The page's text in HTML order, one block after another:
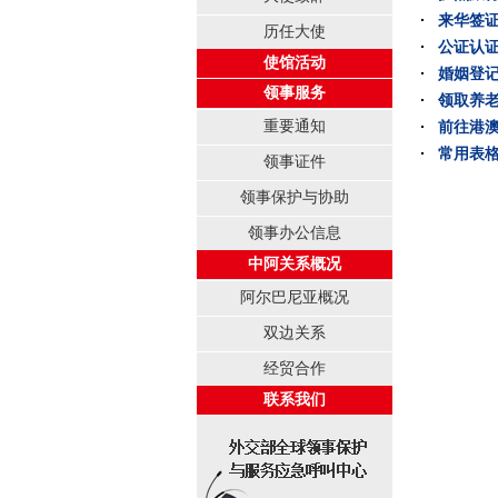
历任大使
使馆活动
领事服务
重要通知
领事证件
领事保护与协助
领事办公信息
中阿关系概况
阿尔巴尼亚概况
双边关系
经贸合作
联系我们
来华签
公证认
婚姻登
领取养
前往港
常用表